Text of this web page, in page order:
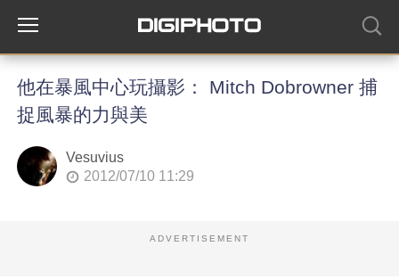
他在暴風中心玩攝影： Mitch Dobrowner 捕
捉風暴的力與美
Vesuvius
2012/07/10 11:29
ADVERTISEMENT